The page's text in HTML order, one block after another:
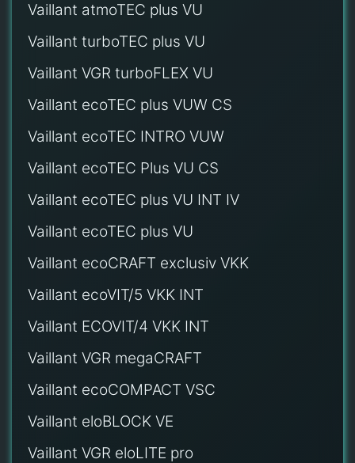
Vaillant atmoTEC plus VU
Vaillant turboTEC plus VU
Vaillant VGR turboFLEX VU
Vaillant ecoTEC plus VUW CS
Vaillant ecoTEC INTRO VUW
Vaillant ecoTEC Plus VU CS
Vaillant ecoTEC plus VU INT IV
Vaillant ecoTEC plus VU
Vaillant ecoCRAFT exclusiv VKK
Vaillant ecoVIT/5 VKK INT
Vaillant ECOVIT/4 VKK INT
Vaillant VGR megaCRAFT
Vaillant ecoCOMPACT VSC
Vaillant eloBLOCK VE
Vaillant VGR eloLITE pro